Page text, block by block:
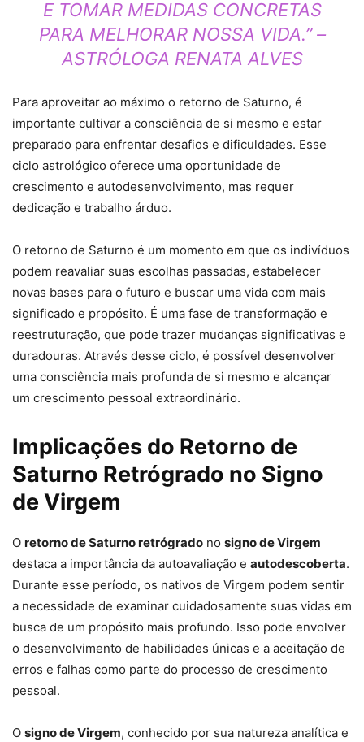
E TOMAR MEDIDAS CONCRETAS
PARA MELHORAR NOSSA VIDA.” –
ASTRÓLOGA RENATA ALVES
Para aproveitar ao máximo o retorno de Saturno, é
importante cultivar a consciência de si mesmo e estar
preparado para enfrentar desafios e dificuldades. Esse
ciclo astrológico oferece uma oportunidade de
crescimento e autodesenvolvimento, mas requer
dedicação e trabalho árduo.
O retorno de Saturno é um momento em que os indivíduos
podem reavaliar suas escolhas passadas, estabelecer
novas bases para o futuro e buscar uma vida com mais
significado e propósito. É uma fase de transformação e
reestruturação, que pode trazer mudanças significativas e
duradouras. Através desse ciclo, é possível desenvolver
uma consciência mais profunda de si mesmo e alcançar
um crescimento pessoal extraordinário.
Implicações do Retorno de
Saturno Retrógrado no Signo
de Virgem
O retorno de Saturno retrógrado no signo de Virgem
destaca a importância da autoavaliação e autodescoberta.
Durante esse período, os nativos de Virgem podem sentir
a necessidade de examinar cuidadosamente suas vidas em
busca de um propósito mais profundo. Isso pode envolver
o desenvolvimento de habilidades únicas e a aceitação de
erros e falhas como parte do processo de crescimento
pessoal.
O signo de Virgem, conhecido por sua natureza analítica e